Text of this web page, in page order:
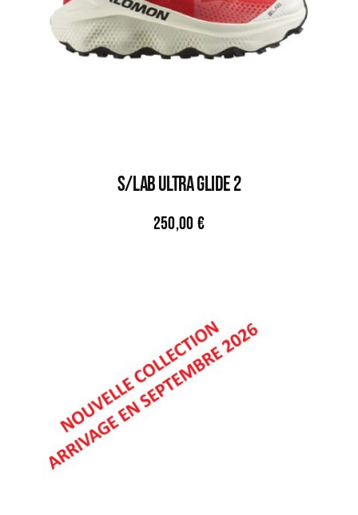
S/LAB ULTRA GLIDE 2
250,00 €